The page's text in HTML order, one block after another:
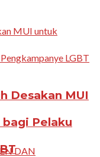
Desakan MUI
Pelaku